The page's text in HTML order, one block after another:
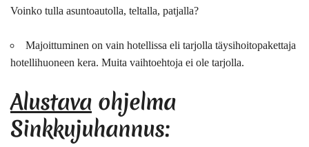
Voinko tulla asuntoautolla, teltalla, patjalla?
Majoittuminen on vain hotellissa eli tarjolla täysihoitopakettaja
hotellihuoneen kera. Muita vaihtoehtoja ei ole tarjolla.
Alustava ohjelma
Sinkkujuhannus: